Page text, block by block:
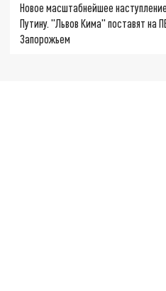
Новое масштабнейшее
Путину. "Львов Кима" поставят на
Запорожьем